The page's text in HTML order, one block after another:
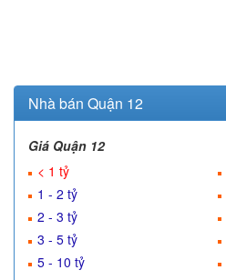
Nhà bán Quận 12
Giá Quận 12
< 1 tỷ
1 - 2 tỷ
2 - 3 tỷ
3 - 5 tỷ
5 - 10 tỷ